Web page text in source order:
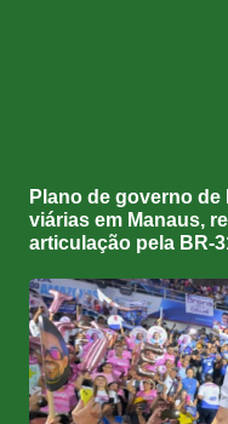
Plano de governo
viárias em Manaus,
articulação pela BR-